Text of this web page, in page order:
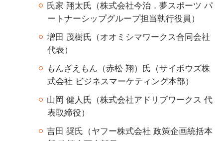
氏家 翔太氏（株式会社今治．夢スポーツ パ
ートナーシップグループ担当執行役員）
増田 茂樹氏（オオミシマワークス合同会社
代表）
もんざえもん（赤松 翔）氏（サイボウズ株
式会社 ビジネスマーケティング本部）
山岡 健人氏（株式会社アドリブワークス 代
表取締役）
吉田 奨氏（ヤフー株式会社 政策企画統括本